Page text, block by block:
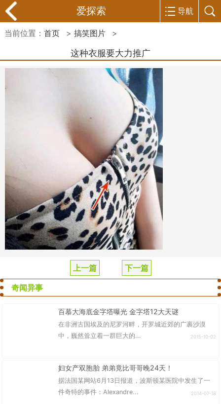
爱探索 导航
当前位置： 首页 > 搞笑图片 >
这种衣服要大力推广
上一篇
下一篇
奇闻异事
百慕大海底金字塔曝光 金字塔12大天谜
在非洲古国埃及的尼罗河畔，开罗城近郊的广裹沙漠
中，巍然耸立着一群巨大的...
2015-10-02
妇女产双胞胎 弟弟竟比哥哥晚24天！
据法国某网站6月13日报道，波斯顿某医院中发生了一
件奇特的事件：Alexandre...
2014-07-18